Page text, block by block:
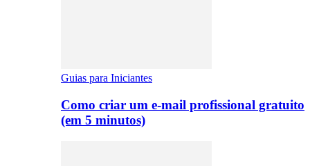
Guias para Iniciantes
Como criar um e-mail profissional gratuito
(em 5 minutos)